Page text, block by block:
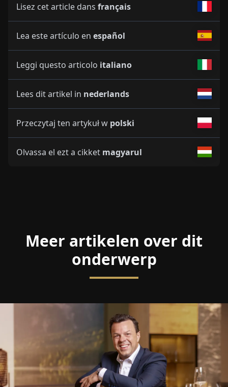
Lisez cet article dans français
Lea este artículo en español
Leggi questo articolo italiano
Lees dit artikel in nederlands
Przeczytaj ten artykuł w polski
Olvassa el ezt a cikket magyarul
Meer artikelen over dit
onderwerp